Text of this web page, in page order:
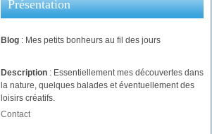
Présentation
Blog : Mes petits bonheurs au fil des jours
Description : Essentiellement mes découvertes dans
la nature, quelques balades et éventuellement des
loisirs créatifs.
Contact